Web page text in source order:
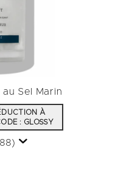
Sel Marin
À
: GLOSSY